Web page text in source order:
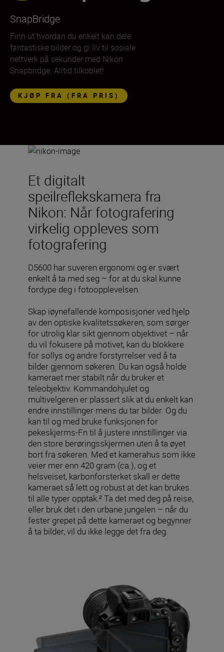
SnapBridge
Finn ut hvordan du enkelt kan dele
fantastiske bilder og gi liv til sosiale
nettverk på sekunder med Nikon
Snapbridge. Alltid tilkoblet!
KJØP FRA (FRA PRIS)
Et digitalt
speilreflekskamera fra
Nikon: Når fotografering
virkelig oppleves som
fotografering
D5600 har suveren ergonomi og er svært
enkelt å ta med seg – for at du skal kunne
fordype deg i fotoopplevelsen.
Skap iøynefallende komposisjoner ved hjelp
av den optiske kvalitetssøkeren, som sørger
for utrolig klar sikt gjennom objektivet – når
du vil fokusere på motivet, kan du blokkere
for sollys og andre forstyrrelser ved å ta
bilder gjennom søkeren. Du kan også holde
kameraet mer stabilt når du bruker et
teleobjektiv. Kommandohjulet og
multivelgeren er plassert slik at du enkelt kan
endre innstillinger mens du tar bilder. Og du
kan til og med bruke funksjonen for
pekeskjerms-Fn til å justere innstillinger via
den store berøringsskjermen uten å ta øyet
bort fra søkeren. Med et kamerahus som ikke
veier mer enn 420 gram (ca.), og et
helsveiset, karbonforsterket skall er dette
kameraet så lett og robust at det kan brukes
til alle typer opptak.² Ta det med deg på reise,
eller bruk det i den urbane jungelen – når du
fester grepet på dette kameraet og begynner
å ta bilder, vil du ikke legge det fra deg.